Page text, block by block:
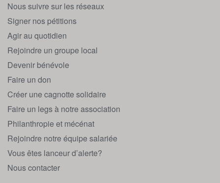
Nous suivre sur les réseaux
Signer nos pétitions
Agir au quotidien
Rejoindre un groupe local
Devenir bénévole
Faire un don
Créer une cagnotte solidaire
Faire un legs à notre association
Philanthropie et mécénat
Rejoindre notre équipe salariée
Vous êtes lanceur d’alerte?
Nous contacter